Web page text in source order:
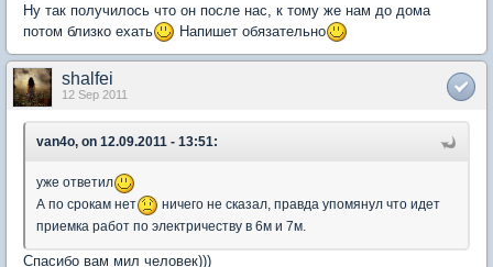
Ну так получилось что он после нас, к тому же нам до дома
потом близко ехать
Напишет обязательно
shalfei
12 Sep 2011
van4o, on 12.09.2011 - 13:51:
уже ответил
А по срокам нет
ничего не сказал, правда упомянул что идет
приемка работ по электричеству в 6м и 7м.
Спасибо вам мил человек)))